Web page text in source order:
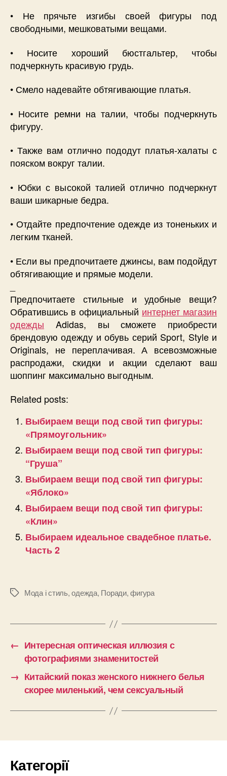
• Не прячьте изгибы своей фигуры под
свободными, мешковатыми вещами.
• Носите хороший бюстгальтер, чтобы
подчеркнуть красивую грудь.
• Смело надевайте обтягивающие платья.
• Носите ремни на талии, чтобы подчеркнуть
фигуру.
• Также вам отлично пододут платья-халаты с
пояском вокруг талии.
• Юбки с высокой талией отлично подчеркнут
ваши шикарные бедра.
• Отдайте предпочтение одежде из тоненьких и
легким тканей.
• Если вы предпочитаете джинсы, вам подойдут
обтягивающие и прямые модели.
Предпочитаете стильные и удобные вещи?
Обратившись в официальный интернет магазин
одежды Adidas, вы сможете приобрести
брендовую одежду и обувь серий Sport, Style и
Originals, не переплачивая. А всевозможные
распродажи, скидки и акции сделают ваш
шоппинг максимально выгодным.
Related posts:
Выбираем вещи под свой тип фигуры:
«Прямоугольник»
Выбираем вещи под свой тип фигуры:
“Груша”
Выбираем вещи под свой тип фигуры:
«Яблоко»
Выбираем вещи под свой тип фигуры:
«Клин»
Выбираем идеальное свадебное платье.
Часть 2
ПозначкиМода і стиль,одежда, Поради,фигура
← Интересная оптическая иллюзия с
фотографиями знаменитостей
→ Китайский показ женского нижнего белья
скорее миленький, чем сексуальный
Категорії